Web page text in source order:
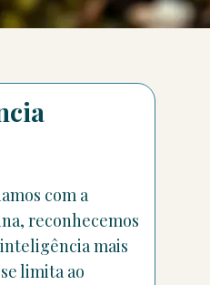
com a
reconhecemos
mais
limita ao